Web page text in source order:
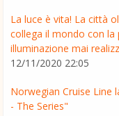
La luce è vita! La città
collega il mondo con la
illuminazione mai
12/11/2020 22:05
Norwegian Cruise Line
- The Series"